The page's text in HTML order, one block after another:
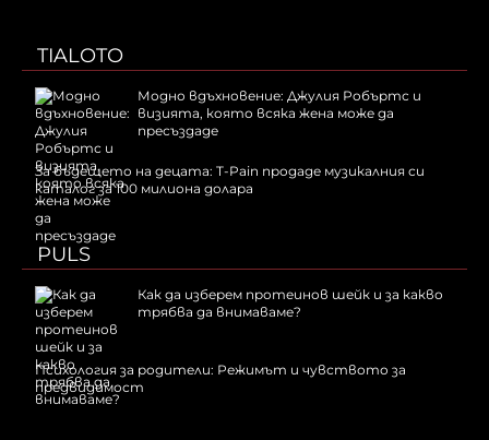
TIALOTO
Модно вдъхновение: Джулия Робъртс и
визията, която всяка жена може да
пресъздаде
За бъдещето на децата: T-Pain продаде музикалния си
каталог за 100 милиона долара
PULS
Как да изберем протеинов шейк и за какво
трябва да внимаваме?
Психология за родители: Режимът и чувството за
предвидимост